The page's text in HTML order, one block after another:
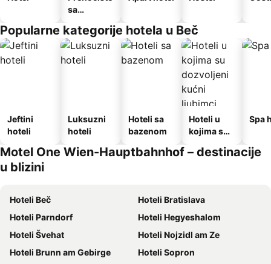
sa
Popularne kategorije hotela u Beč
Jeftini
hoteli
Luksuzni
hoteli
Hoteli sa
bazenom
Hoteli u
kojima su
kućni
Spa
Motel One Wien-Hauptbahnhof – destinacije
u blizini
Hoteli Beč
Hoteli Bratislava
Hoteli Parndorf
Hoteli Hegyeshalom
Hoteli Švehat
Hoteli Nojzidl am Ze
Hoteli Brunn am Gebirge
Hoteli Sopron